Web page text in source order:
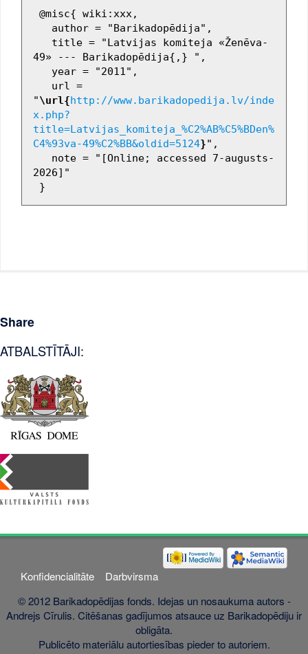
49» --- Barikadopēdija{,} ",
"\url{http://www.barikadopedija.lv/inde
x.php?
title=Latvijas_komiteja_%C2%AB%C5%BDen%
C4%93va-49%C2%BB&oldid=5124}",
2026]"
Share
ATBALSTĪTĀJI:
Konfidencialitāte
Darbvirsma
© 2012 Barikadopēdijas fonds. Idejas un nosaukuma autors -
Andrejs Cīrulis. Citēšanas gadījumos atsauce uz Barikadopēdiju ir
obligāta.
Publicēto materiālu autortiesības pieder to autoriem.